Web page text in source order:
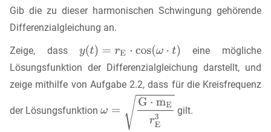
Gib die zu dieser harmonischen Schwingung gehörende
Differenzialgleichung an.
Zeige, dass
eine mögliche
Lösungsfunktion der Differenzialgleichung darstellt, und
zeige mithilfe von Aufgabe 2.2, dass für die Kreisfrequenz
der Lösungsfunktion gilt.